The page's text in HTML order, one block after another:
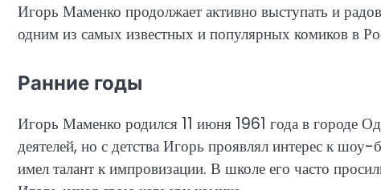
Игорь Маменко продолжает активно выступать и
одним из самых известных и популярных комиков в
Ранние годы
Игорь Маменко родился 11 июня 1961 года в городе
деятелей, но с детства Игорь проявлял интерес к
имел талант к импровизации. В школе его часто